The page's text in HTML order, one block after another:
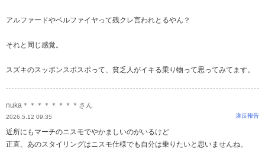
アルファードやベルファイヤって残クレ言われとるやん？
それと同じ感覚。
スズキのスッポンスポスポって、貧乏人がイキる乗り物って思ってみてます。
nuka＊＊＊＊＊＊＊＊さん
2026.5.12 09:35 違反報告
近所にもマーチのニスモでやかましいのがいるけど
正直、あのスタイリングはニスモ仕様でも自分は乗りたいと思いませんね。